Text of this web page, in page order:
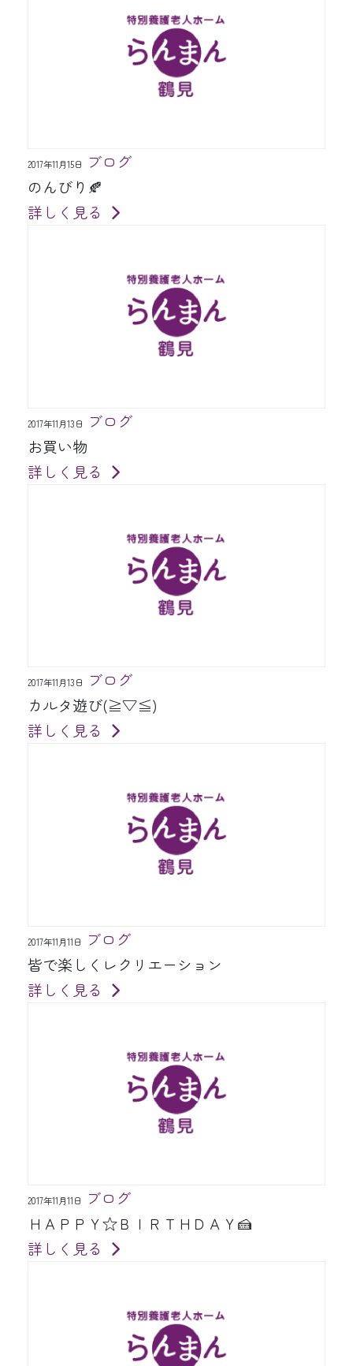
2017年11月15日
ブログ
のんびり🍂
詳しく見る
2017年11月13日
ブログ
お買い物
詳しく見る
2017年11月13日
ブログ
カルタ遊び(≧▽≦)
詳しく見る
2017年11月11日
ブログ
皆で楽しくレクリエーション
詳しく見る
2017年11月11日
ブログ
ＨＡＰＰＹ☆ＢＩＲＴＨＤＡＹ🍰
詳しく見る